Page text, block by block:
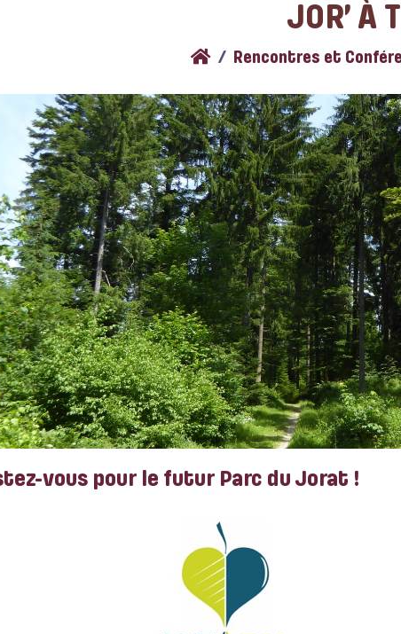
JOR’ À
Rencontres et
vous pour le futur Parc du Jorat !